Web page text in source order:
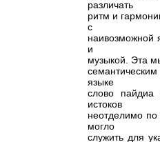
различать
ритм и
с
наивозможной
и
музыкой. Эта
языке
слово пайдиа
истоков
неотделимо
могло
служить для